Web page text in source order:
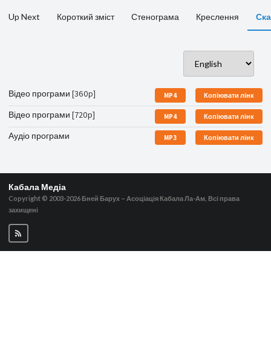
Up Next Короткий зміст Стенограма Креслення
Відео програми [360p] MP4 Копіювати лінк
Відео програми [720p] MP4 Копіювати лінк
Аудіо програми MP3 Копіювати лінк
Кабала Медіа
Copyright © 2003-2026 Бней Барух – Асоціація Кабала Ла-Ам, Всі права
захищені